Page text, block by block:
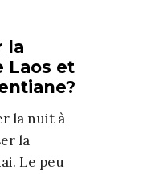
la
Laos et
la nuit à
la
Le peu